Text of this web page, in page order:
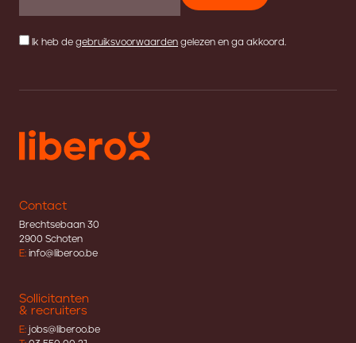
Ik heb de gebruiksvoorwaarden gelezen en ga akkoord.
Contact
Brechtsebaan 30
2900 Schoten
E: info@liberoo.be
Sollicitanten
& recruiters
E: jobs@liberoo.be